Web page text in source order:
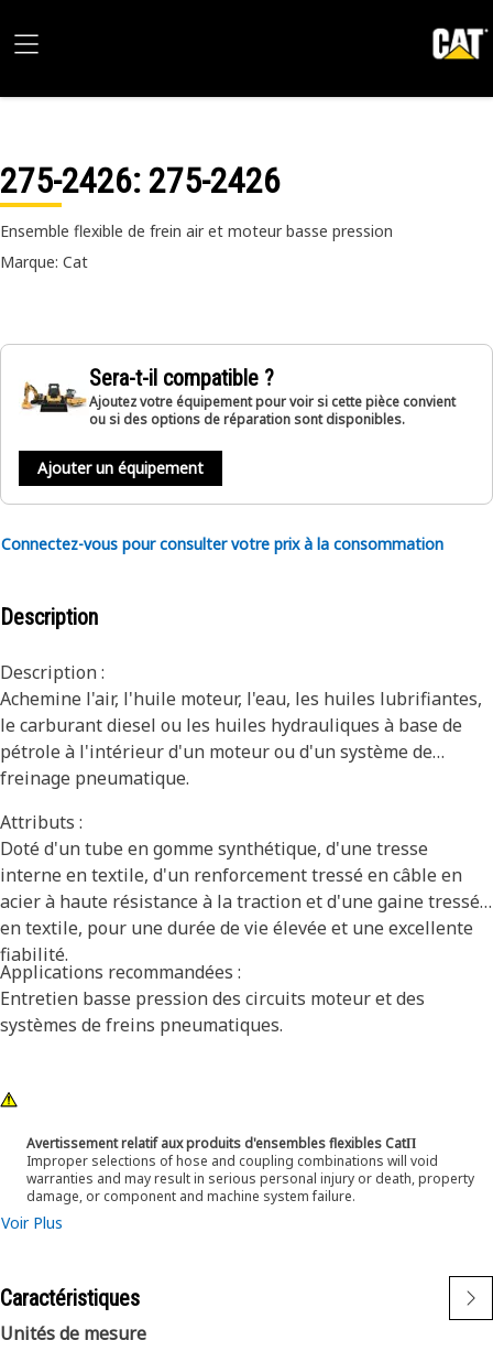
275-2426: 275-2426
Ensemble flexible de frein air et moteur basse pression
Marque: Cat
Sera-t-il compatible ?
Ajoutez votre équipement pour voir si cette pièce convient
ou si des options de réparation sont disponibles.
Ajouter un équipement
Connectez-vous pour consulter votre prix à la consommation
Description
Description :
Achemine l'air, l'huile moteur, l'eau, les huiles lubrifiantes,
le carburant diesel ou les huiles hydrauliques à base de
pétrole à l'intérieur d'un moteur ou d'un système de
freinage pneumatique.
Attributs :
Doté d'un tube en gomme synthétique, d'une tresse
interne en textile, d'un renforcement tressé en câble en
acier à haute résistance à la traction et d'une gaine tressée
en textile, pour une durée de vie élevée et une excellente
fiabilité.
Applications recommandées :
Entretien basse pression des circuits moteur et des
systèmes de freins pneumatiques.
Avertissement relatif aux produits d'ensembles flexibles CatΠ
Improper selections of hose and coupling combinations will void
warranties and may result in serious personal injury or death, property
damage, or component and machine system failure.
Voir Plus
Caractéristiques
Unités de mesure